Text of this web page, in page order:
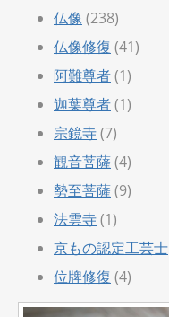
仏像 (238)
仏像修復 (41)
阿難尊者(1)
迦葉尊者(1)
宗鏡寺(7)
観音菩薩(4)
勢至菩薩(9)
法雲寺(1)
京もの認定工芸士
位牌修復 (4)